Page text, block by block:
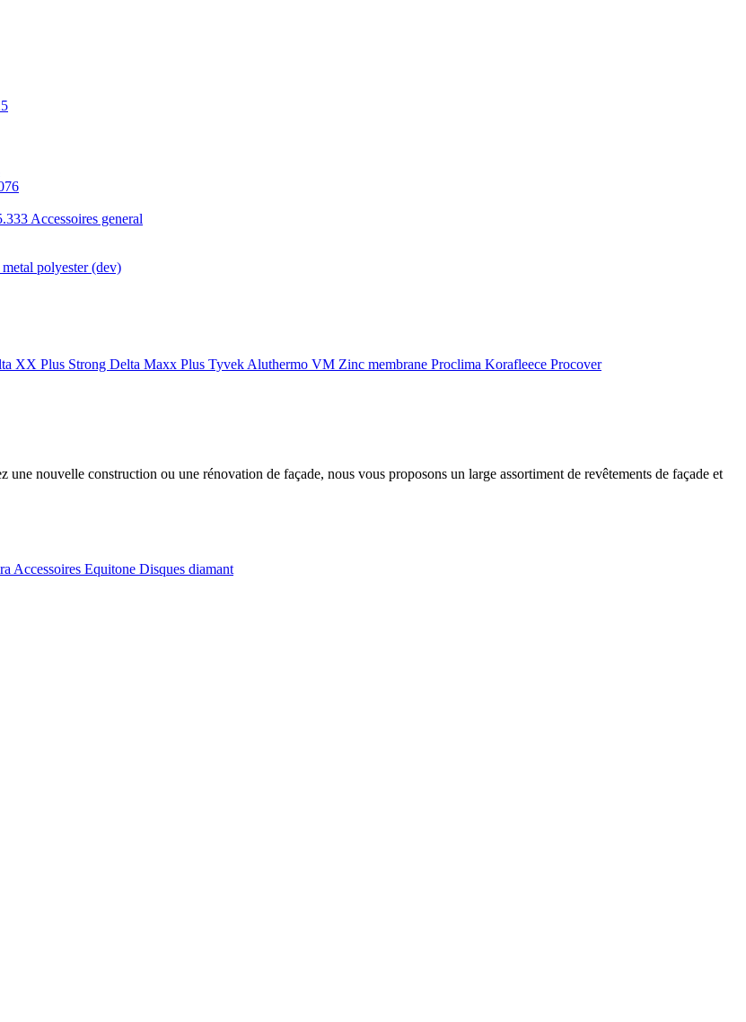
Accessoires general
polyester (dev)
XX Plus Strong Delta Maxx Plus Tyvek Aluthermo VM Zinc membrane Proclima Korafleece Procover
nouvelle construction ou une rénovation de façade, nous vous proposons un large assortiment de revêtements de façade et
Accessoires Equitone Disques diamant